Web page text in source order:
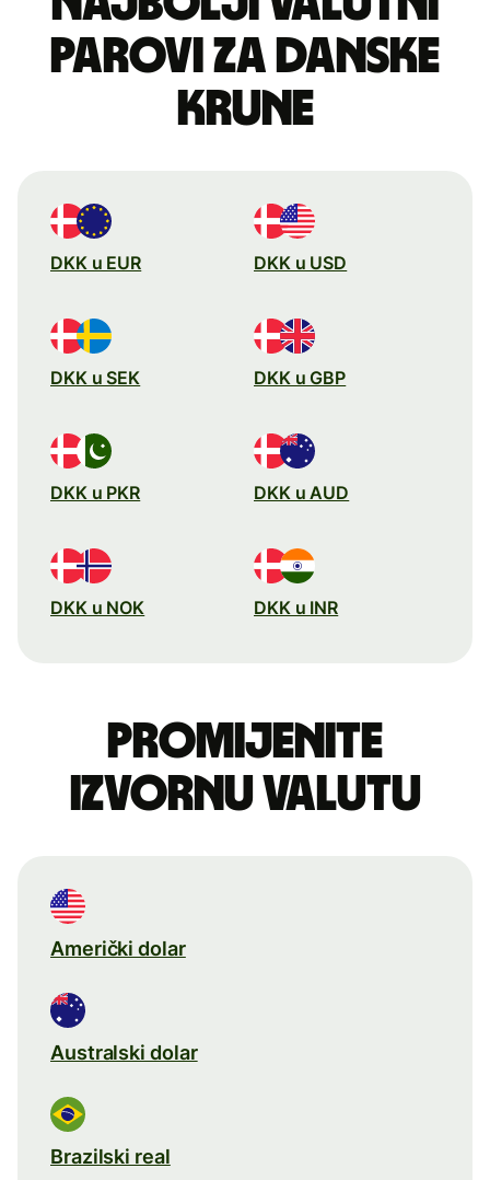
parovi za danske
krune
DKK u EUR DKK u USD
DKK u SEK DKK u GBP
DKK u PKR DKK u AUD
DKK u NOK DKK u INR
Promijenite
izvornu valutu
Američki dolar
Australski dolar
Brazilski real